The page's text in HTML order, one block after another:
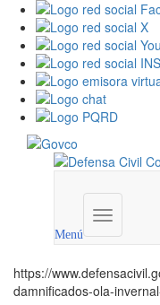
Menú
Menú
institucional
https://
damnificados-ola-